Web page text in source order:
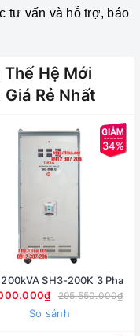
tư vấn và hỗ trợ, báo
Thế Hệ Mới
Rẻ Nhất
34%
200kVA SH3-200K 3 Pha
295.550.000₫
So sánh